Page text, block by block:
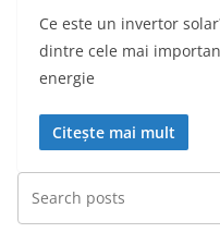
Ce este un invertor
dintre cele mai
energie
Citește mai mult